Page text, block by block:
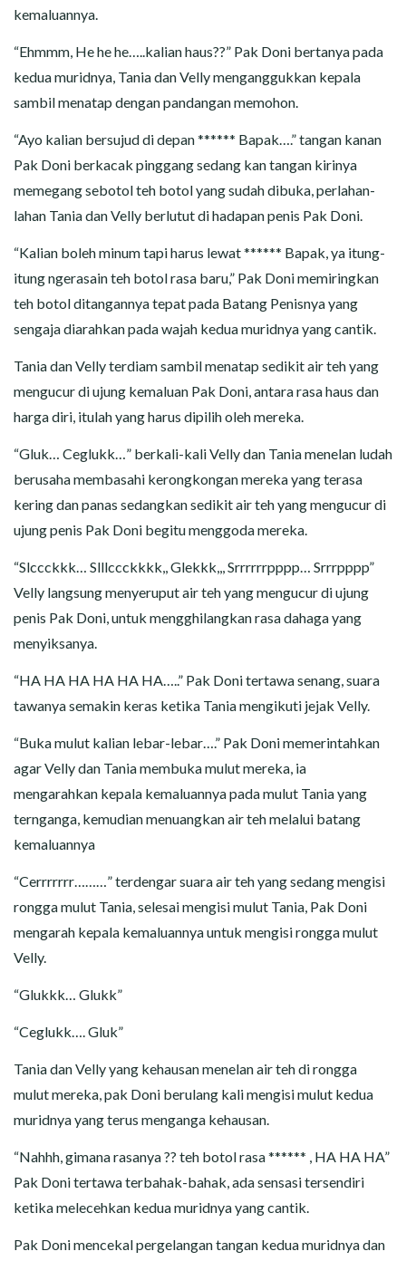
kemaluannya.
“Ehmmm, He he he…..kalian haus??” Pak Doni bertanya pada
kedua muridnya, Tania dan Velly menganggukkan kepala
sambil menatap dengan pandangan memohon.
“Ayo kalian bersujud di depan ****** Bapak….” tangan kanan
Pak Doni berkacak pinggang sedang kan tangan kirinya
memegang sebotol teh botol yang sudah dibuka, perlahan-
lahan Tania dan Velly berlutut di hadapan penis Pak Doni.
“Kalian boleh minum tapi harus lewat ****** Bapak, ya itung-
itung ngerasain teh botol rasa baru,” Pak Doni memiringkan
teh botol ditangannya tepat pada Batang Penisnya yang
sengaja diarahkan pada wajah kedua muridnya yang cantik.
Tania dan Velly terdiam sambil menatap sedikit air teh yang
mengucur di ujung kemaluan Pak Doni, antara rasa haus dan
harga diri, itulah yang harus dipilih oleh mereka.
“Gluk… Ceglukk…” berkali-kali Velly dan Tania menelan ludah
berusaha membasahi kerongkongan mereka yang terasa
kering dan panas sedangkan sedikit air teh yang mengucur di
ujung penis Pak Doni begitu menggoda mereka.
“Slccckkk… Slllccckkkk,, Glekkk,,, Srrrrrrpppp… Srrrpppp”
Velly langsung menyeruput air teh yang mengucur di ujung
penis Pak Doni, untuk mengghilangkan rasa dahaga yang
menyiksanya.
“HA HA HA HA HA HA…..” Pak Doni tertawa senang, suara
tawanya semakin keras ketika Tania mengikuti jejak Velly.
“Buka mulut kalian lebar-lebar….” Pak Doni memerintahkan
agar Velly dan Tania membuka mulut mereka, ia
mengarahkan kepala kemaluannya pada mulut Tania yang
ternganga, kemudian menuangkan air teh melalui batang
kemaluannya
“Cerrrrrrr………” terdengar suara air teh yang sedang mengisi
rongga mulut Tania, selesai mengisi mulut Tania, Pak Doni
mengarah kepala kemaluannya untuk mengisi rongga mulut
Velly.
“Glukkk… Glukk”
“Ceglukk…. Gluk”
Tania dan Velly yang kehausan menelan air teh di rongga
mulut mereka, pak Doni berulang kali mengisi mulut kedua
muridnya yang terus menganga kehausan.
“Nahhh, gimana rasanya ?? teh botol rasa ****** , HA HA HA”
Pak Doni tertawa terbahak-bahak, ada sensasi tersendiri
ketika melecehkan kedua muridnya yang cantik.
Pak Doni mencekal pergelangan tangan kedua muridnya dan